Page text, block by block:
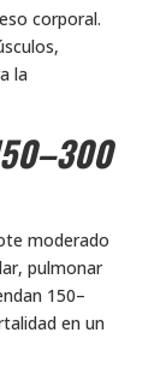
corporal.
la
moderado
pulmonar
150–
en un